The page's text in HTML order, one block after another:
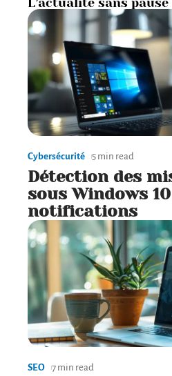
L’actualité sans pause
Cybersécurité 5 min read
Détection des
sous Windows
notifications
SEO 7 min read